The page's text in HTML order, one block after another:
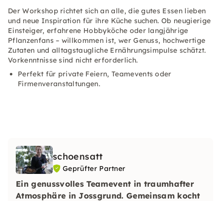
Der Workshop richtet sich an alle, die gutes Essen lieben
und neue Inspiration für ihre Küche suchen. Ob neugierige
Einsteiger, erfahrene Hobbyköche oder langjährige
Pflanzenfans – willkommen ist, wer Genuss, hochwertige
Zutaten und alltagstaugliche Ernährungsimpulse schätzt.
Vorkenntnisse sind nicht erforderlich.
Perfekt für private Feiern, Teamevents oder
Firmenveranstaltungen.
schoensatt
Geprüfter Partner
Ein genussvolles Teamevent in traumhafter
Atmosphäre in Jossgrund. Gemeinsam kocht